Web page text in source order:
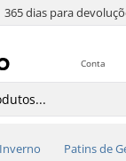
365 dias para
4.8 de 5
Conta
Patins de